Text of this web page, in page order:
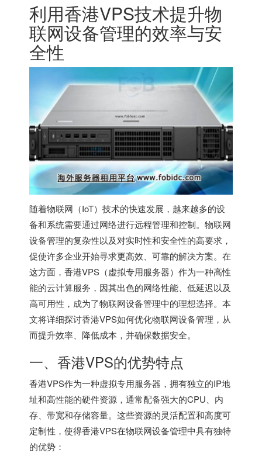
利用香港VPS技术提升物
联网设备管理的效率与安
全性
随着物联网（IoT）技术的快速发展，越来越多的设
备和系统需要通过网络进行远程管理和控制。物联网
设备管理的复杂性以及对实时性和安全性的高要求，
促使许多企业开始寻求更高效、可靠的解决方案。在
这方面， 香港VPS （虚拟专用服务器）作为一种高性
能的云计算服务，因其出色的网络性能、低延迟以及
高可用性，成为了物联网设备管理中的理想选择。本
文将详细探讨香港VPS如何优化物联网设备管理，从
而提升效率、降低成本，并确保数据安全。
一、 香港VPS的优势特点
香港VPS作为一种虚拟专用服务器，拥有独立的IP地
址和高性能的硬件资源，通常配备强大的CPU、内
存、带宽和存储容量。这些资源的灵活配置和高度可
定制性，使得香港VPS在物联网设备管理中具有独特
的优势：